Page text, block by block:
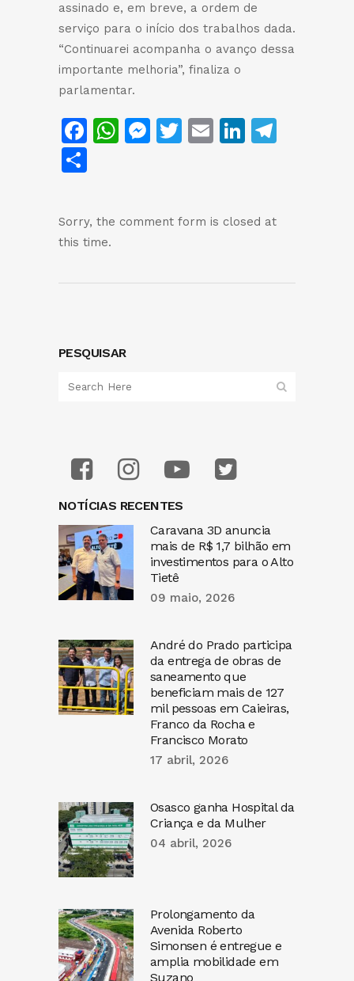
assinado e, em breve, a ordem de
serviço para o início dos trabalhos dada.
“Continuarei acompanha o avanço dessa
importante melhoria”, finaliza o
parlamentar.
Facebook
WhatsApp
Messenger
Twitter
EmailLinkedIn
Sorry, the comment form is closed at
this time.
PESQUISAR
NOTÍCIAS RECENTES
Caravana 3D anuncia
mais de R$ 1,7 bilhão em
investimentos para o Alto
Tietê
09 maio, 2026
André do Prado participa
da entrega de obras de
saneamento que
beneficiam mais de 127
mil pessoas em Caieiras,
Franco da Rocha e
Francisco Morato
17 abril, 2026
Osasco ganha Hospital da
Criança e da Mulher
04 abril, 2026
Prolongamento da
Avenida Roberto
Simonsen é entregue e
amplia mobilidade em
Suzano